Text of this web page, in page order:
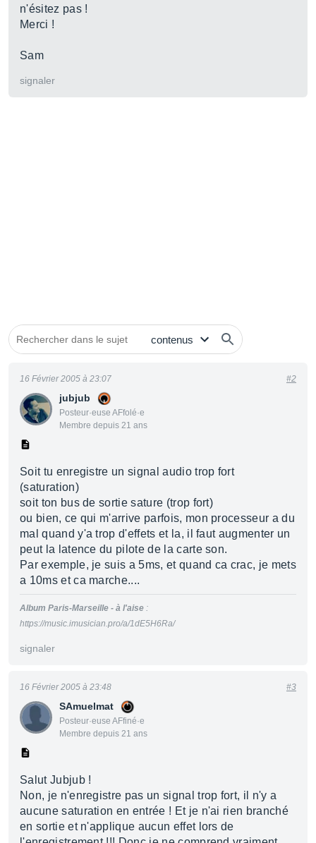
n'ésitez pas !
Merci !
Sam
signaler
jubjub
Posteur·euse AFfolé·e
Membre depuis 21 ans
16 Février 2005 à 23:07 #2
Soit tu enregistre un signal audio trop fort
(saturation)
soit ton bus de sortie sature (trop fort)
ou bien, ce qui m'arrive parfois, mon processeur a du
mal quand y'a trop d'effets et la, il faut augmenter un
peut la latence du pilote de la carte son.
Par exemple, je suis a 5ms, et quand ca crac, je mets
a 10ms et ca marche....
Album Paris-Marseille - à l'aise :
https://music.imusician.pro/a/1dE5H6Ra/
signaler
SAmuelmat
Posteur·euse AFfiné·e
Membre depuis 21 ans
16 Février 2005 à 23:48 #3
Salut Jubjub !
Non, je n'enregistre pas un signal trop fort, il n'y a
aucune saturation en entrée ! Et je n'ai rien branché
en sortie et n'applique aucun effet lors de